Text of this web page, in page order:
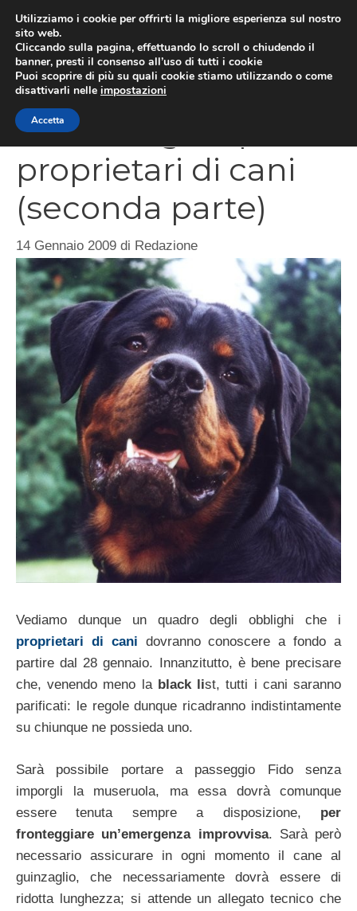
contenuto
Nuove regole per i
proprietari di cani
(seconda parte)
14 Gennaio 2009 di Redazione
Vediamo dunque un quadro degli obblighi che i
proprietari di cani dovranno conoscere a fondo a
partire dal 28 gennaio. Innanzitutto, è bene precisare
che, venendo meno la black list, tutti i cani saranno
parificati: le regole dunque ricadranno indistintamente
su chiunque ne possieda uno.
Sarà possibile portare a passeggio Fido senza
imporgli la museruola, ma essa dovrà comunque
essere tenuta sempre a disposizione, per
fronteggiare un’emergenza improvvisa. Sarà però
necessario assicurare in ogni momento il cane al
guinzaglio, che necessariamente dovrà essere di
ridotta lunghezza; si attende un allegato tecnico che
Utilizziamo i cookie per offrirti la migliore esperienza sul nostro
sito web.
Cliccando sulla pagina, effettuando lo scroll o chiudendo il
banner, presti il consenso all’uso di tutti i cookie
Puoi scoprire di più su quali cookie stiamo utilizzando o come
disattivarli nelle impostazioni
Accetta